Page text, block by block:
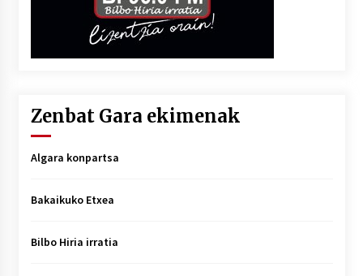
Zenbat Gara ekimenak
Algara konpartsa
Bakaikuko Etxea
Bilbo Hiria irratia